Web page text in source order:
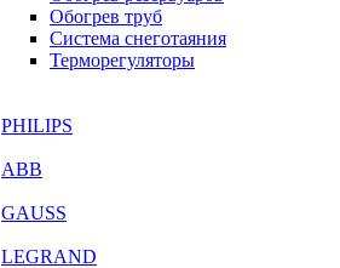
Обогрев труб
Система снеготаяния
Терморегуляторы
PHILIPS
ABB
GAUSS
LEGRAND